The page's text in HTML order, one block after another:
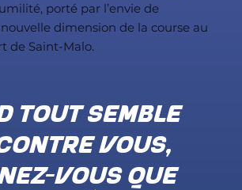
tout semble
vous,
vous que
porté par l’envie de
dimension de la course au
de Saint-Malo.